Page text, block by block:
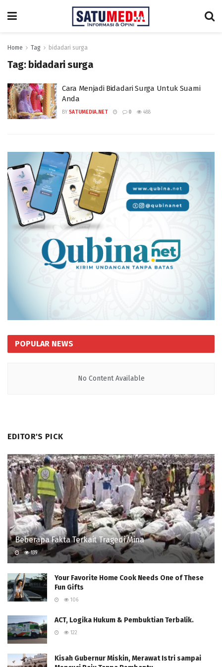
Home Tag bidadari surga
Tag: bidadari surga
Cara Menjadi Bidadari Surga Untuk Suami
Anda
BY SATUMEDIA.NET 0 488
POPULAR NEWS
No Content Available
EDITOR'S PICK
Beberapa Fakta Terkait Tragedi Mina
139
Your Favorite Home Cook Needs One of These
Fun Gifts
106
ACT, Logika Hukum & Pembuktian Terbalik.
122
Kisah Gubernur Miskin, Merawat Istri sampai